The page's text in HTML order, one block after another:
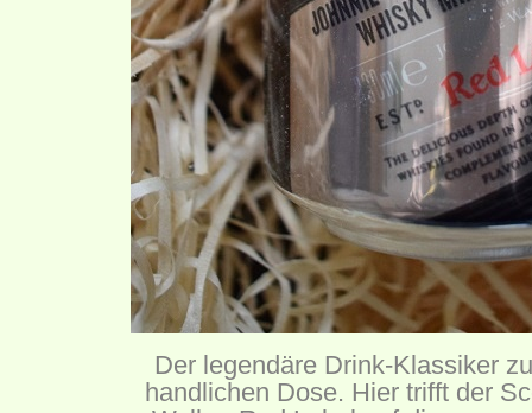
Der legendäre Drink-Klassiker
handlichen Dose. Hier trifft der